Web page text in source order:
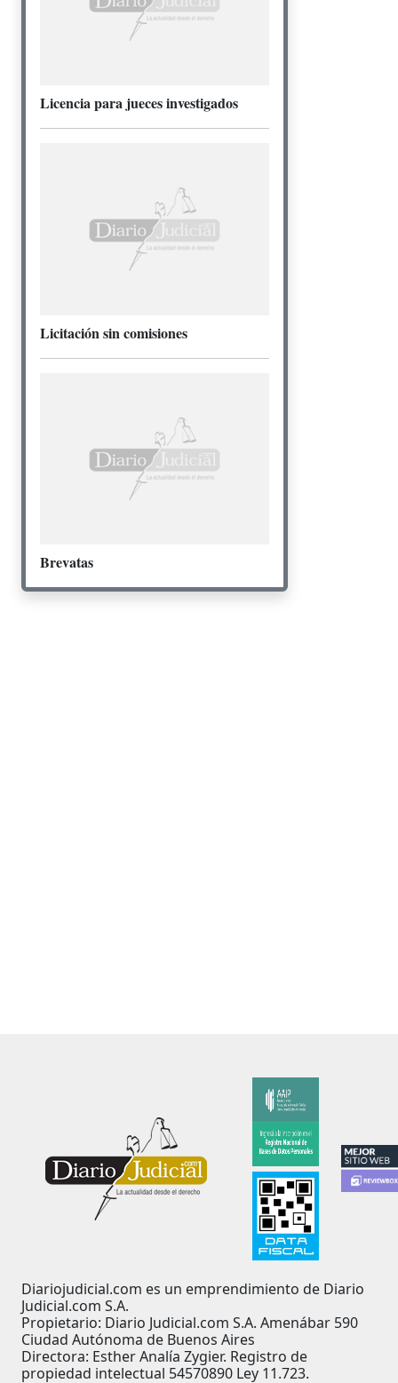
Licencia para jueces investigados
Licitación sin comisiones
Brevatas
Diariojudicial.com es un emprendimiento de Diario
Judicial.com S.A.
Propietario: Diario Judicial.com S.A. Amenábar 590
Ciudad Autónoma de Buenos Aires
Directora: Esther Analía Zygier. Registro de
propiedad intelectual 54570890 Ley 11.723.